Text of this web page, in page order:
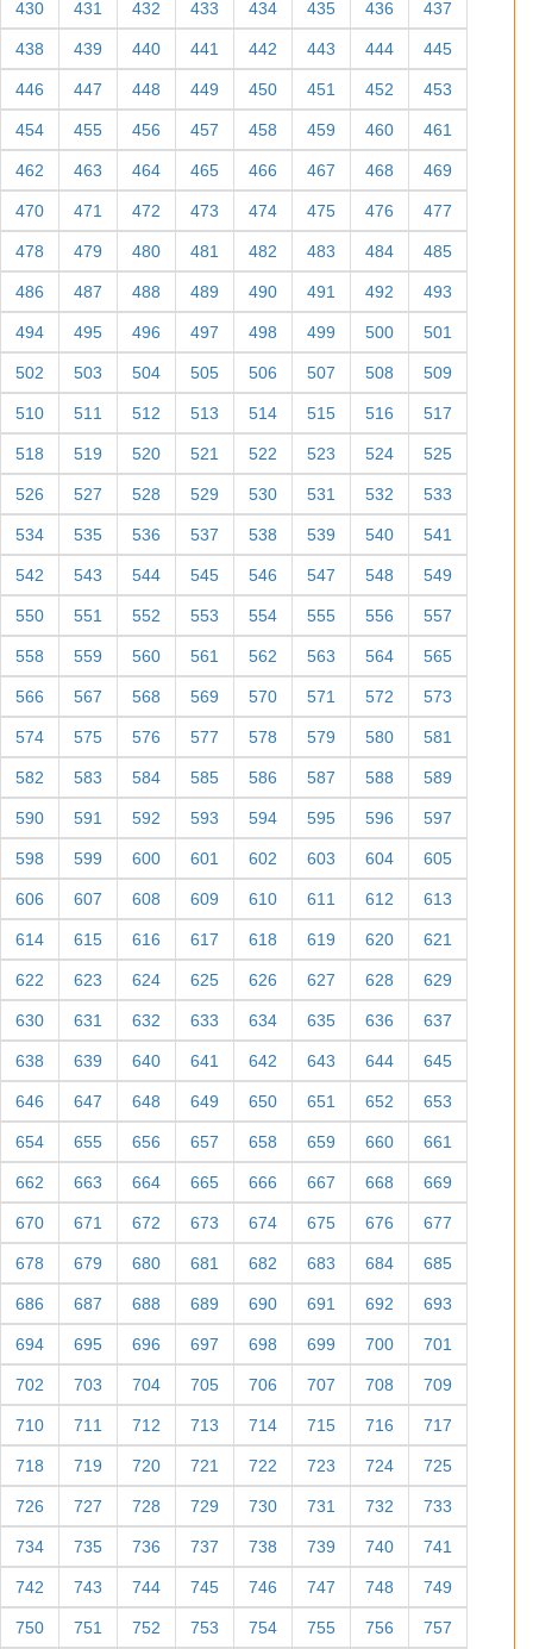
430 431 432 433 434 435 436 437
438 439 440 441 442 443 444 445
446 447 448 449 450 451 452 453
454 455 456 457 458 459 460 461
462 463 464 465 466 467 468 469
470 471 472 473 474 475 476 477
478 479 480 481 482 483 484 485
486 487 488 489 490 491 492 493
494 495 496 497 498 499 500 501
502 503 504 505 506 507 508 509
510 511 512 513 514 515 516 517
518 519 520 521 522 523 524 525
526 527 528 529 530 531 532 533
534 535 536 537 538 539 540 541
542 543 544 545 546 547 548 549
550 551 552 553 554 555 556 557
558 559 560 561 562 563 564 565
566 567 568 569 570 571 572 573
574 575 576 577 578 579 580 581
582 583 584 585 586 587 588 589
590 591 592 593 594 595 596 597
598 599 600 601 602 603 604 605
606 607 608 609 610 611 612 613
614 615 616 617 618 619 620 621
622 623 624 625 626 627 628 629
630 631 632 633 634 635 636 637
638 639 640 641 642 643 644 645
646 647 648 649 650 651 652 653
654 655 656 657 658 659 660 661
662 663 664 665 666 667 668 669
670 671 672 673 674 675 676 677
678 679 680 681 682 683 684 685
686 687 688 689 690 691 692 693
694 695 696 697 698 699 700 701
702 703 704 705 706 707 708 709
710 711 712 713 714 715 716 717
718 719 720 721 722 723 724 725
726 727 728 729 730 731 732 733
734 735 736 737 738 739 740 741
742 743 744 745 746 747 748 749
750 751 752 753 754 755 756 757